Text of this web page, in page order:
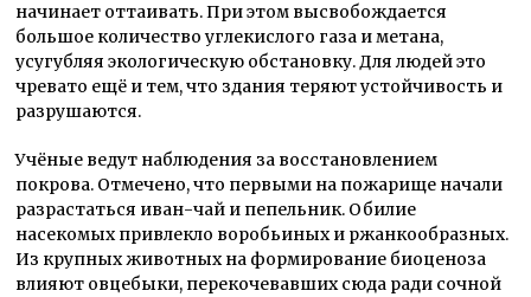
начинает оттаивать. При этом высвобождается
большое количество углекислого газа и метана,
усугубляя экологическую обстановку. Для людей это
чревато ещё и тем, что здания теряют устойчивость и
разрушаются.
Учёные ведут наблюдения за восстановлением
покрова. Отмечено, что первыми на пожарище начали
разрастаться иван-чай и пепельник. Обилие
насекомых привлекло воробьиных и ржанкообразных.
Из крупных животных на формирование биоценоза
влияют овцебыки, перекочевавших сюда ради сочной